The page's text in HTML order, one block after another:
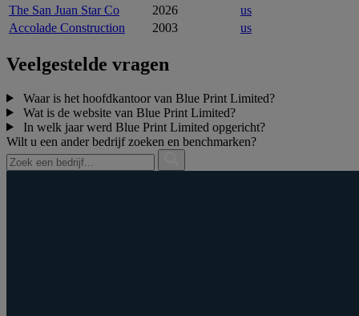
The San Juan Star Co
2026
us
Accolade Construction
2003 us
Veelgestelde vragen
Waar is het hoofdkantoor van Blue Print Limited?
Wat is de website van Blue Print Limited?
In welk jaar werd Blue Print Limited opgericht?
Wilt u een ander bedrijf zoeken en benchmarken?